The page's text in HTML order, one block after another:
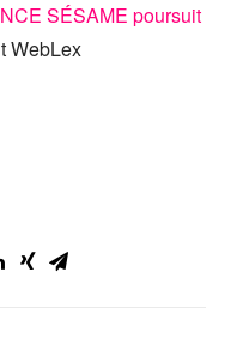
SÉSAME poursuit
WebLex